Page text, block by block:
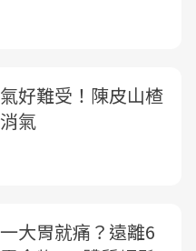
好難受！陳皮山楂
氣
大胃就痛？遠離6